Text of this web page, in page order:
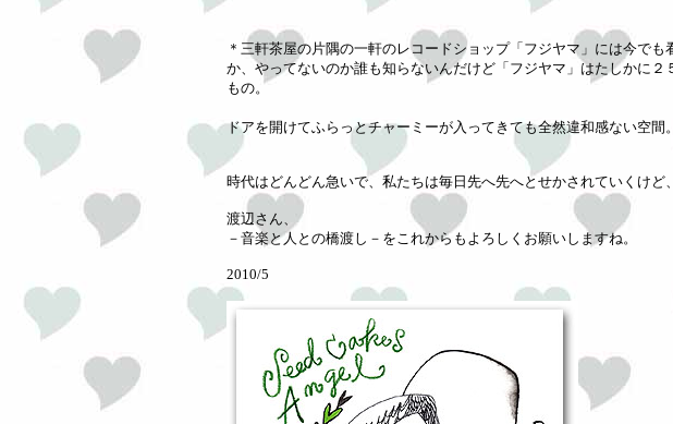
＊三軒茶屋の片隅の一軒のレコードショップ「フジヤマ」には今で
か、やってないのか誰も知らないんだけど「フジヤマ」はたしかに
もの。
ドアを開けてふらっとチャーミーが入ってきても全然違和感ない空間。
時代はどんどん急いで、私たちは毎日先へ先へとせかされていくけど
渡辺さん、
－音楽と人との橋渡し－をこれからもよろしくお願いしますね。
2010/5